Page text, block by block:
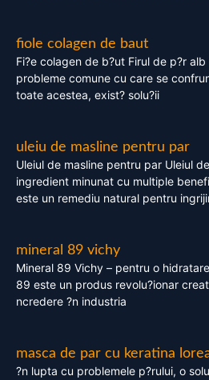
fiole colagen de baut
Fi?e colagen de b?ut Firul de p?r
probleme comune cu care se
toate acestea, exist? solu?ii
uleiu de masline pentru par
Uleiul de masline pentru par Uleiul
ingredient minunat cu multiple
este un remediu natural pentru
mineral 89 vichy
Mineral 89 Vichy – pentru o
89 este un produs revolu?ionar
ncredere ?n industria
masca de par cu keratina
?n lupta cu problemele p?rului, o